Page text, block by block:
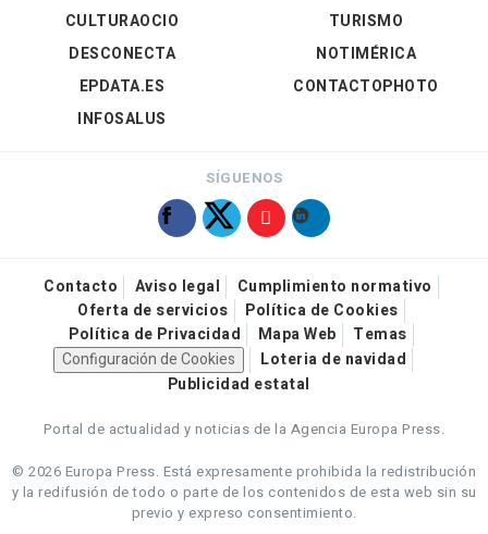
CULTURAOCIO
DESCONECTA
EPDATA.ES
INFOSALUS
TURISMO
NOTIMÉRICA
CONTACTOPHOTO
SÍGUENOS
Contacto Aviso legal
Cumplimiento normativo
Oferta de servicios
Política de Cookies
Política de Privacidad
Mapa Web
Temas
Configuración de Cookies
Loteria de navidad
Publicidad estatal
Portal de actualidad y noticias de la Agencia Europa Press.
© 2026 Europa Press. Está expresamente prohibida la redistribución
y la redifusión de todo o parte de los contenidos de esta web sin su
previo y expreso consentimiento.